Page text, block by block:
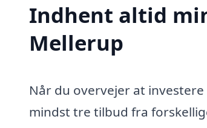
Indhent altid
Mellerup
Når du overvejer at investere
mindst tre tilbud fra